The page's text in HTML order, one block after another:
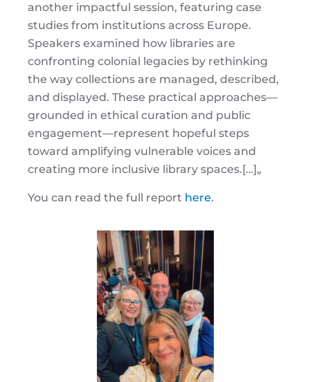
another impactful session, featuring case
studies from institutions across Europe.
Speakers examined how libraries are
confronting colonial legacies by rethinking
the way collections are managed, described,
and displayed. These practical approaches—
grounded in ethical curation and public
engagement—represent hopeful steps
toward amplifying vulnerable voices and
creating more inclusive library spaces. […] „
You can read the full report here.